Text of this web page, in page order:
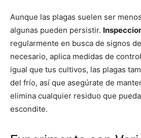
Aunque las plagas suelen ser
algunas pueden persistir.
regularmente en busca de signos
necesario, aplica medidas de
igual que tus cultivos, las plagas
del frío, así que asegúrate de
elimina cualquier residuo que
escondite.